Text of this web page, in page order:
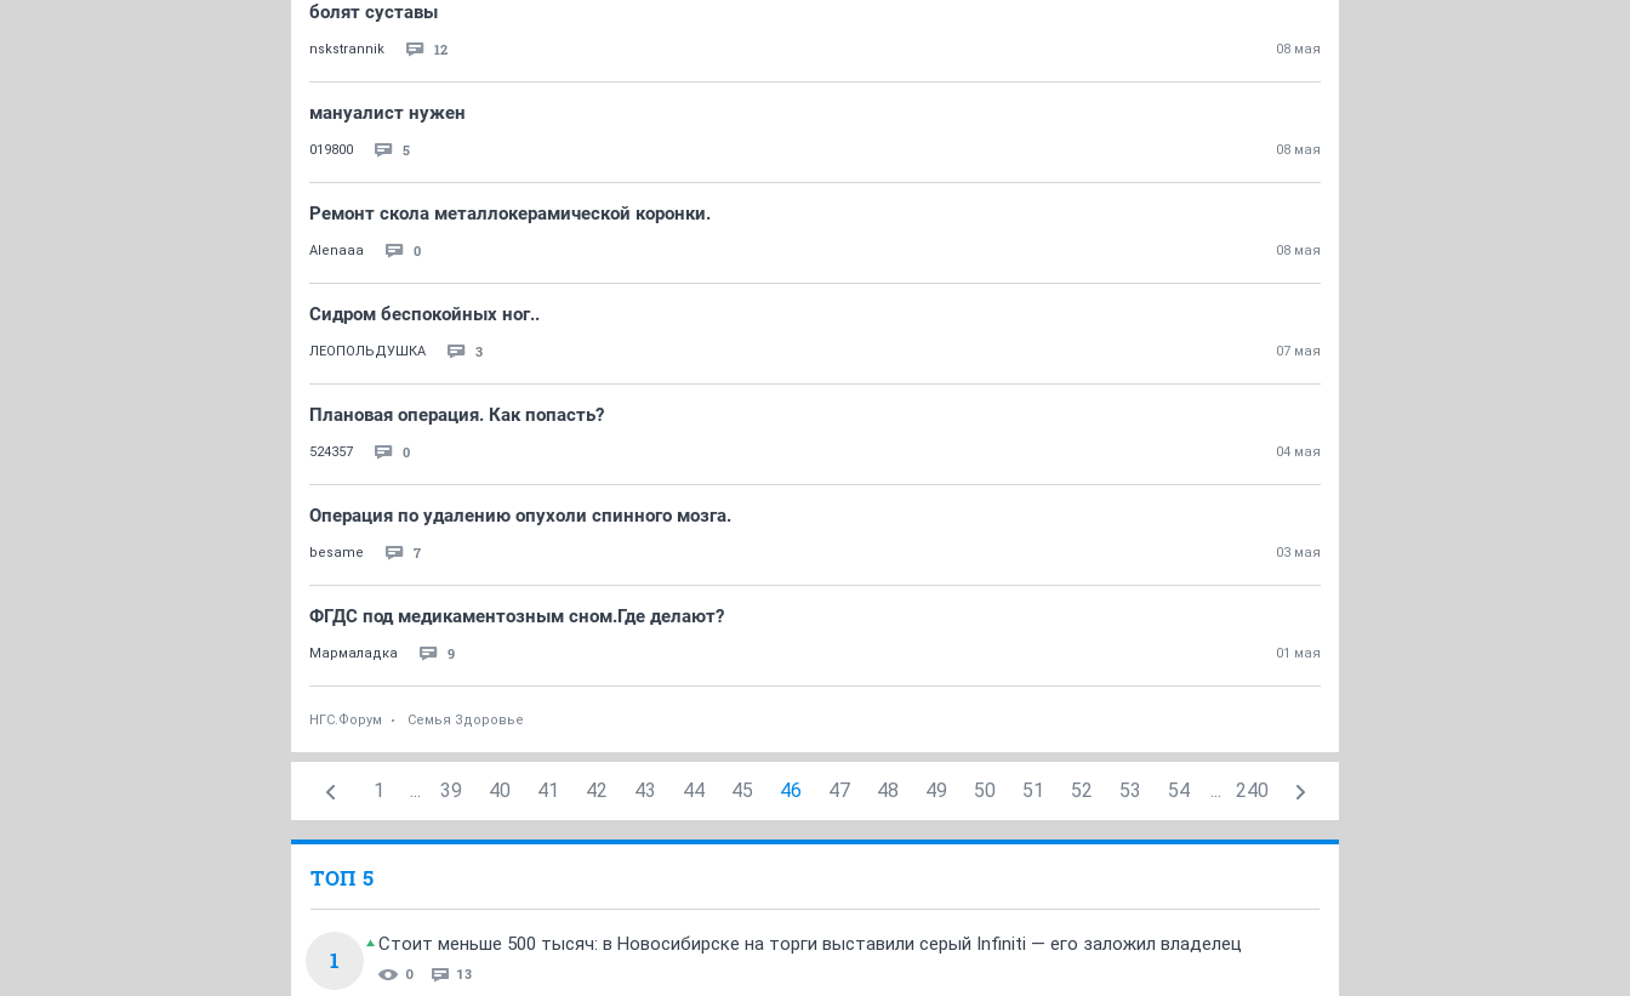
болят суставы
nskstrannik 12 08 мая
мануалист нужен
019800 5 08 мая
Ремонт скола металлокерамической коронки.
Alenaaa 0 08 мая
Сидром беспокойных ног..
ЛЕОПОЛЬДУШКА 3 07 мая
Плановая операция. Как попасть?
524357 0 04 мая
Операция по удалению опухоли спинного мозга.
besame 7 03 мая
ФГДС под медикаментозным сном.Где делают?
Мармаладка 9 01 мая
НГС.Форум Семья Здоровье
1 ... 39 40 41 42 43 44 45 46 47 48 49 50 51 52 53 54 ... 240
ТОП 5
1
Стоит меньше 500 тысяч: в Новосибирске на торги выставили серый Infiniti — его заложил владелец
0 13